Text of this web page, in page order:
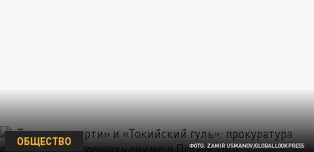
ФОТО: ZAMIR USMANOV/GLOBALLOOKPRESS
ОБЩЕСТВО